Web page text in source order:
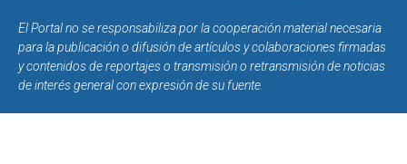
El Portal no se responsabiliza por la cooperación material necesaria
para la publicación o difusión de artículos y colaboraciones firmadas
y contenidos de reportajes o transmisión o retransmisión de noticias
de interés general con expresión de su fuente.